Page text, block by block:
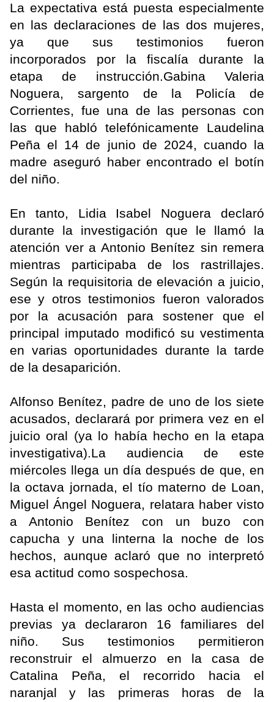
La expectativa está puesta especialmente
en las declaraciones de las dos mujeres,
ya que sus testimonios fueron
incorporados por la fiscalía durante la
etapa de instrucción.Gabina Valeria
Noguera, sargento de la Policía de
Corrientes, fue una de las personas con
las que habló telefónicamente Laudelina
Peña el 14 de junio de 2024, cuando la
madre aseguró haber encontrado el botín
del niño.
En tanto, Lidia Isabel Noguera declaró
durante la investigación que le llamó la
atención ver a Antonio Benítez sin remera
mientras participaba de los rastrillajes.
Según la requisitoria de elevación a juicio,
ese y otros testimonios fueron valorados
por la acusación para sostener que el
principal imputado modificó su vestimenta
en varias oportunidades durante la tarde
de la desaparición.
Alfonso Benítez, padre de uno de los siete
acusados, declarará por primera vez en el
juicio oral (ya lo había hecho en la etapa
investigativa).La audiencia de este
miércoles llega un día después de que, en
la octava jornada, el tío materno de Loan,
Miguel Ángel Noguera, relatara haber visto
a Antonio Benítez con un buzo con
capucha y una linterna la noche de los
hechos, aunque aclaró que no interpretó
esa actitud como sospechosa.
Hasta el momento, en las ocho audiencias
previas ya declararon 16 familiares del
niño. Sus testimonios permitieron
reconstruir el almuerzo en la casa de
Catalina Peña, el recorrido hacia el
naranjal y las primeras horas de la